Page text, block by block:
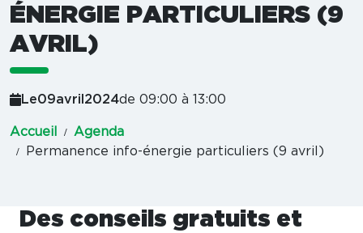
ÉNERGIE PARTICULIERS (9
AVRIL)
Le09avril 2024de 09:00 à 13:00
Accueil
Agenda
Permanence info-énergie particuliers (9 avril)
Des conseils gratuits et